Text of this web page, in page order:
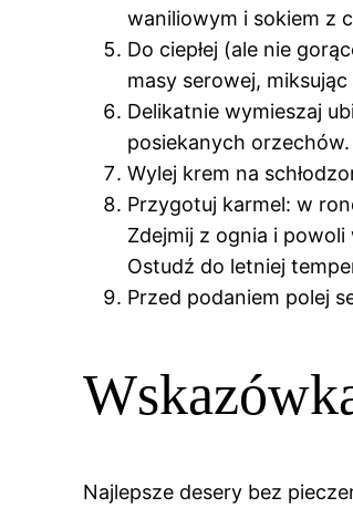
waniliowym i sokiem z
Do ciepłej (ale nie
masy serowej,
Delikatnie wymieszaj
posiekanych orzechów.
Wylej krem na
Przygotuj karmel: w
Zdejmij z ognia i
Ostudź do letniej
Przed podaniem polej
Najlepsze desery bez